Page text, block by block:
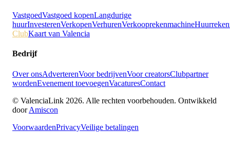
VastgoedVastgoed kopenLangdurige
huurInvesterenVerkopenVerhurenVerkooprekenmachine
ClubKaart van Valencia
Bedrijf
Over onsAdverterenVoor bedrijvenVoor creatorsClubpartner
wordenEvenement toevoegenVacaturesContact
© ValenciaLink 2026. Alle rechten voorbehouden. Ontwikkeld
door Amiscon
VoorwaardenPrivacyVeilige betalingen